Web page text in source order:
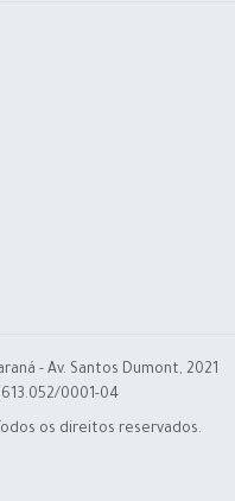
- Av. Santos Dumont, 2021
0001-04
os direitos reservados.